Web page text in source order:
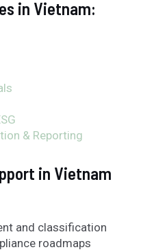
in Vietnam:
& Reporting
in Vietnam
and classification
roadmaps